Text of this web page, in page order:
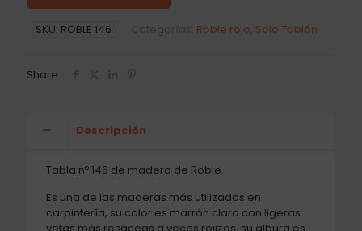
SKU: ROBLE 146 Roble rojo Solo Tablón
Share
Descripción
Tabla nº 146 de madera de Roble.
Es una de las maderas más utilizadas en
carpintería, su color es marrón claro con ligeras